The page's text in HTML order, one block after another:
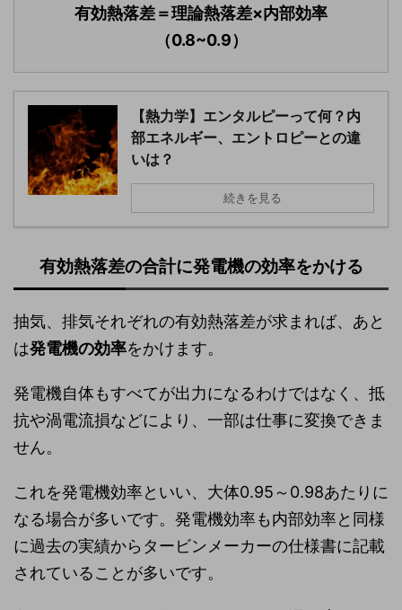
有効熱落差＝理論熱落差×内部効率
（0.8~0.9）
【熱力学】エンタルピーって何？内
部エネルギー、エントロピーとの違
いは？
続きを見る
有効熱落差の合計に発電機の効率をかける
抽気、排気それぞれの有効熱落差が求まれば、あと
は発電機の効率をかけます。
発電機自体もすべてが出力になるわけではなく、抵
抗や渦電流損などにより、一部は仕事に変換できま
せん。
これを発電機効率といい、大体0.95～0.98あたりに
なる場合が多いです。発電機効率も内部効率と同様
に過去の実績からタービンメーカーの仕様書に記載
されていることが多いです。